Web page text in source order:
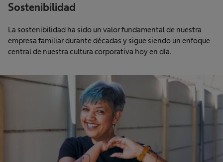
Sostenibilidad
La sostenibilidad ha sido un valor fundamental de nuestra
empresa familiar durante décadas y sigue siendo un enfoque
central de nuestra cultura corporativa hoy en día.